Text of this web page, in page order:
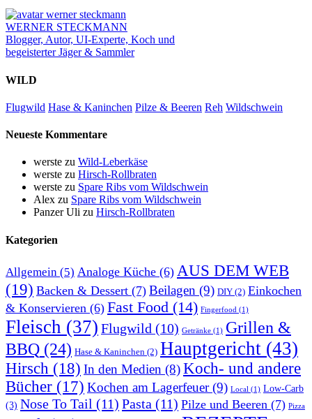
WERNER STECKMANN
Blogger, Autor, UI-Experte, Koch und
begeisterter Jäger & Sammler
WILD
Flugwild Hase & Kaninchen Pilze & Beeren Reh Wildschwein
Neueste Kommentare
werste zu Wild-Leberkäse
werste zu Hirsch-Rollbraten
werste zu Spare Ribs vom Wildschwein
Alex zu Spare Ribs vom Wildschwein
Panzer Uli zu Hirsch-Rollbraten
Kategorien
Allgemein (5) Analoge Küche (6) AUS DEM WEB
(19) Backen & Dessert (7) Beilagen (9) DIY (2) Einkochen
& Konservieren (6) Fast Food (14) Fingerfood (1)
Fleisch (37) Flugwild (10) Getränke (1) Grillen &
BBQ (24) Hase & Kaninchen (2) Hauptgericht (43)
Hirsch (18) In den Medien (8)Koch- und andere
Bücher (17) Kochen am Lagerfeuer(9) Local (1) Low-Carb
(3) Nose To Tail (11) Pasta (11) Pilze und Beeren (7) Pizza